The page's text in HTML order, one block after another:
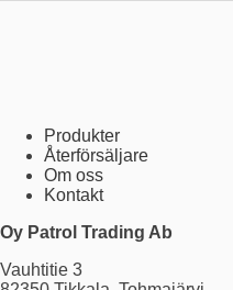
Produkter
Återförsäljare
Om oss
Kontakt
Oy Patrol Trading Ab
Vauhtitie 3